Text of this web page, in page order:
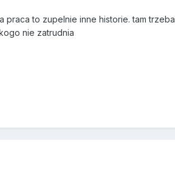
praca to zupelnie inne historie. tam
nie zatrudnia